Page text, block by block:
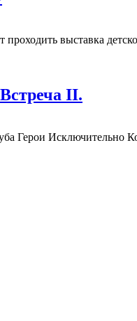
проходить выставка
II.
Герои